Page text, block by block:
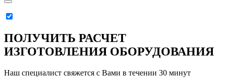
ПОЛУЧИТЬ РАСЧЕТ
ИЗГОТОВЛЕНИЯ ОБОРУДОВАНИЯ
Наш специалист свяжется с Вами в течении 30 минут